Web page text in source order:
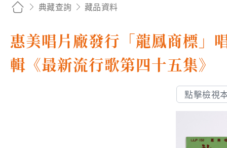
典藏查詢 藏品資料
惠美唱片廠發行「龍鳳商標」
輯《最新流行歌第四十五集》
點擊檢視